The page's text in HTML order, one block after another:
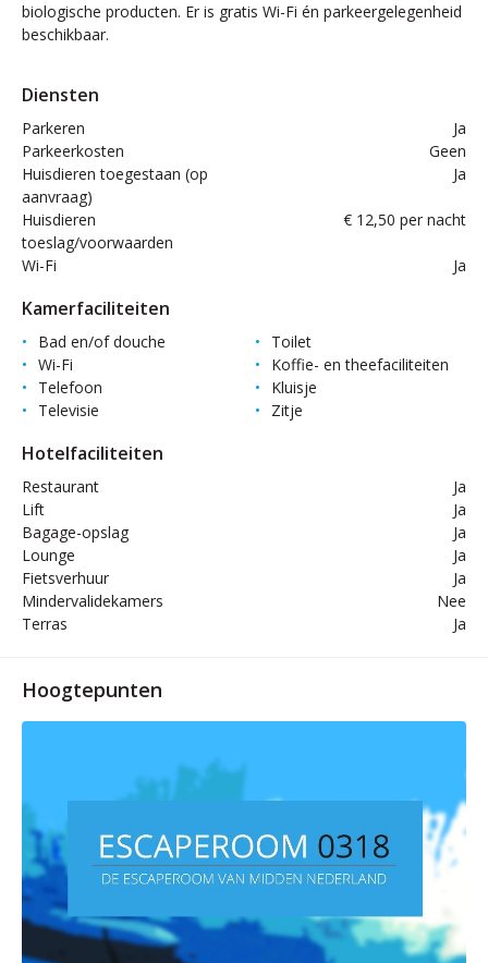
biologische producten. Er is gratis Wi-Fi én parkeergelegenheid
beschikbaar.
Diensten
Parkeren
Ja
Parkeerkosten
Geen
Huisdieren toegestaan (op
aanvraag)
Ja
Huisdieren
toeslag/voorwaarden
€ 12,50 per nacht
Wi-Fi Ja
Kamerfaciliteiten
Bad en/of douche
Toilet
Wi-Fi
Koffie- en theefaciliteiten
Telefoon
Kluisje
Televisie
Zitje
Hotelfaciliteiten
Restaurant
Ja
Lift
Ja
Bagage-opslag
Ja
Lounge
Ja
Fietsverhuur
Ja
Mindervalidekamers
Nee
Terras
Ja
Hoogtepunten